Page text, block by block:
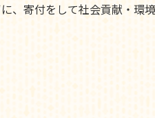
、寄付をして社会貢献・環